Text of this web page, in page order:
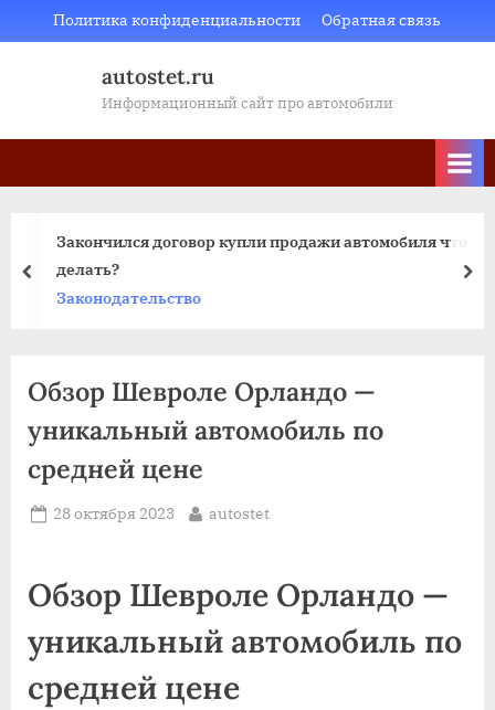
to
Политика конфиденциальности Обратная связь
autostet.ru
Информационный сайт про автомобили
Закончился договор купли продажи автомобиля что
делать?
Законодательство
пред
Обзор Шевроле Орландо —
уникальный автомобиль по
средней цене
Posted
28 октября 2023 By
autostet
Обзор Шевроле Орландо —
уникальный автомобиль по
средней цене